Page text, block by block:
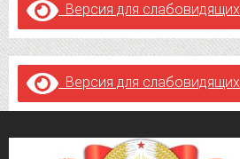
Версия для слабовидящих
Версия для слабовидящих